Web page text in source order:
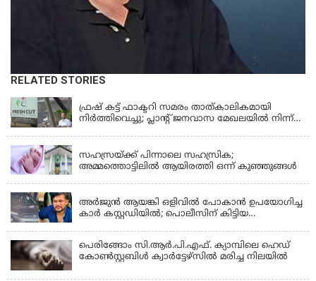
RELATED STORIES
KERALA
ഫ്രഷ് കട്ട് ഫാക്ടറി സമരം താത്കാലികമായി
നിർത്തിവെച്ചു; പ്ലാൻ്റ് ജനവാസ മേഖലയിൽ നിന്ന്
സഹസ്രയ്ക്ക് പിന്നാലെ സഹസ്രിക;
അമ്മത്തൊട്ടിലില്‍ ആയിരത്തി ഒന്ന് കുഞ്ഞുങ്ങള്‍
അർജുൻ ആയങ്കി ഒളിവിൽ പോകാൻ ഉപയോഗിച്ച
കാർ കസ്റ്റഡിയിൽ; പൊലീസിന് കിട്ടിയ
പെരിങ്ങോം സി.ആർ.പി.എഫ്. ക്യാമ്പിലെ ഹെഡ്
കോൺസ്റ്റബിൾ ക്വാർട്ടേഴ്സിൽ മരിച്ച നിലയിൽ